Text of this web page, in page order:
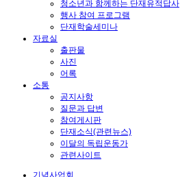
청소년과 함께하는 단재유적답사
행사 참여 프로그램
단재학술세미나
자료실
출판물
사진
어록
소통
공지사항
질문과 답변
참여게시판
단재소식(관련뉴스)
이달의 독립운동가
관련사이트
기념사업회